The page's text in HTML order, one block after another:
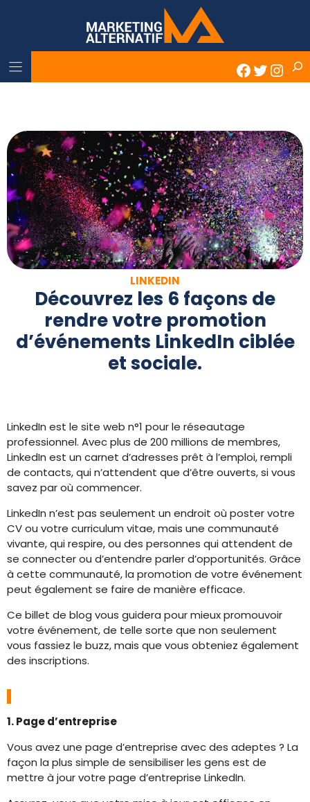
Twitter
LINKEDIN
Découvrez les 6 façons de
rendre votre promotion
d’événements LinkedIn ciblée
et sociale.
LinkedIn est le site web n°1 pour le réseautage
professionnel. Avec plus de 200 millions de membres,
LinkedIn est un carnet d’adresses prêt à l’emploi, rempli
de contacts, qui n’attendent que d’être ouverts, si vous
savez par où commencer.
LinkedIn n’est pas seulement un endroit où poster votre
CV ou votre curriculum vitae, mais une communauté
vivante, qui respire, ou des personnes qui attendent de
se connecter ou d’entendre parler d’opportunités. Grâce
à cette communauté, la promotion de votre événement
peut également se faire de manière efficace.
Ce billet de blog vous guidera pour mieux promouvoir
votre événement, de telle sorte que non seulement
vous fassiez le buzz, mais que vous obteniez également
des inscriptions.
1. Page d’entreprise
Vous avez une page d’entreprise avec des adeptes ? La
façon la plus simple de sensibiliser les gens est de
mettre à jour votre page d’entreprise LinkedIn.